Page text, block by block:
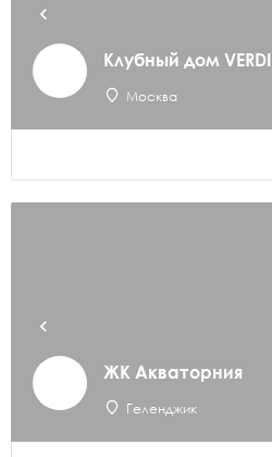
Клубный дом VERDI
Москва
ЖК Акваторния
Геленджик